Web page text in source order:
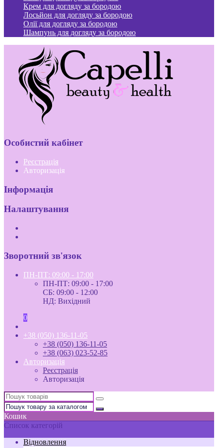
Крем для догляду за бородою
Лосьйон для догляду за бородою
Олії для догляду за бородою
Шампунь для догляду за бородою
Особистий кабінет
Реєстрація
Авторизація
Інформація
Налаштування
Зворотний зв'язок
ПН-ПТ: 09:00 - 17:00
ПН-ПТ: 09:00 - 17:00
СБ: 09:00 - 12:00
НД: Вихідний
0
+38 (050) 136-11-05
+38 (050) 136-11-05
+38 (063) 023-52-85
Авторизація
Реєстрація
Авторизація
Кошик
Список категорій
Відновлення